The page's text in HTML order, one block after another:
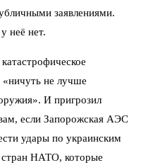
заявлениями.
неё нет.
«ничуть не лучше
И пригрозил
если Запорожская АЭС
удары по украинским
НАТО, которые